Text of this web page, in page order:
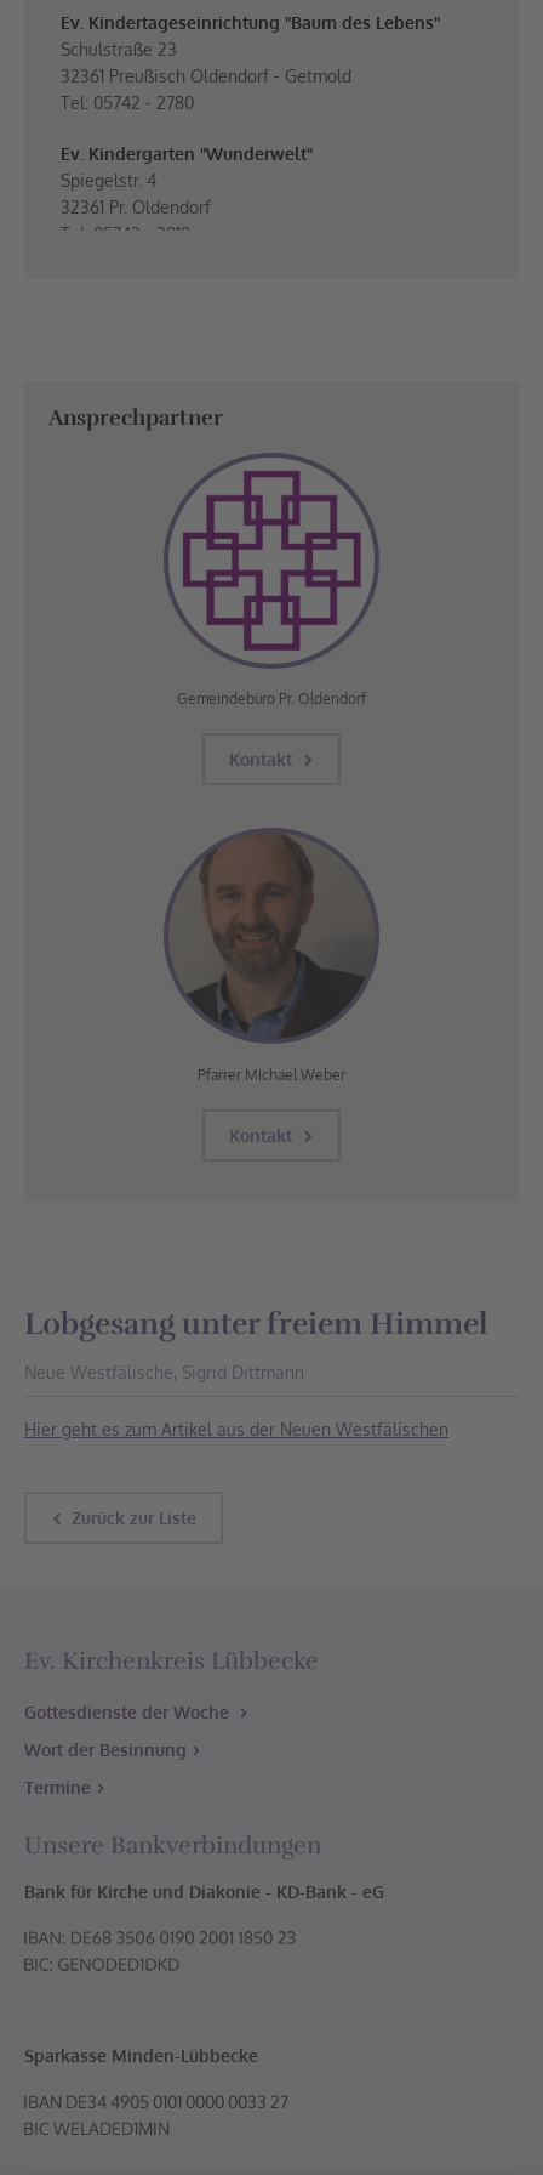
Ev. Kindertageseinrichtung "Baum des Lebens"
Schulstraße 23
32361 Preußisch Oldendorf - Getmold
Tel: 05742 - 2780
Ev. Kindergarten "Wunderwelt"
Spiegelstr. 4
32361 Pr. Oldendorf
Tel: 05742 - 2819
Ansprechpartner
Gemeindebüro Pr. Oldendorf
Kontakt
Pfarrer Michael Weber
Kontakt
Lobgesang unter freiem Himmel
Neue Westfälische, Sigrid Dittmann
Hier geht es zum Artikel aus der Neuen Westfälischen
Zurück zur Liste
Ev. Kirchenkreis Lübbecke
Gottesdienste der Woche
Wort der Besinnung
Termine
Unsere Bankverbindungen
Bank für Kirche und Diakonie - KD-Bank - eG
Sparkasse Minden-Lübbecke